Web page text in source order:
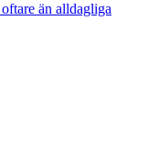
än alldagliga